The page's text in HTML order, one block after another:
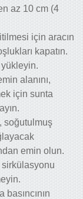
az 10 cm (4
için aracın
kapatın.
alanını,
için sunta
soğutulmuş
emin olun.
sirkülasyonu